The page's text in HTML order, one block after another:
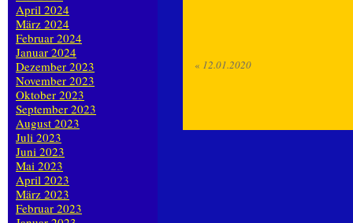
« 12.01.2020
April 2024
März 2024
Februar 2024
Januar 2024
Dezember 2023
November 2023
Oktober 2023
September 2023
August 2023
Juli 2023
Juni 2023
Mai 2023
April 2023
März 2023
Februar 2023